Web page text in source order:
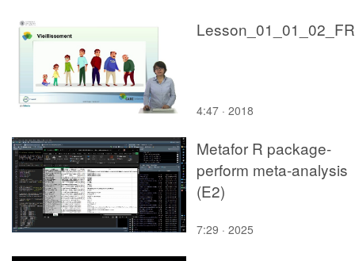
Lesson_01_01_02_FR
4:47 · 2018
Metafor R package-
perform meta-analysis
(E2)
7:29 · 2025